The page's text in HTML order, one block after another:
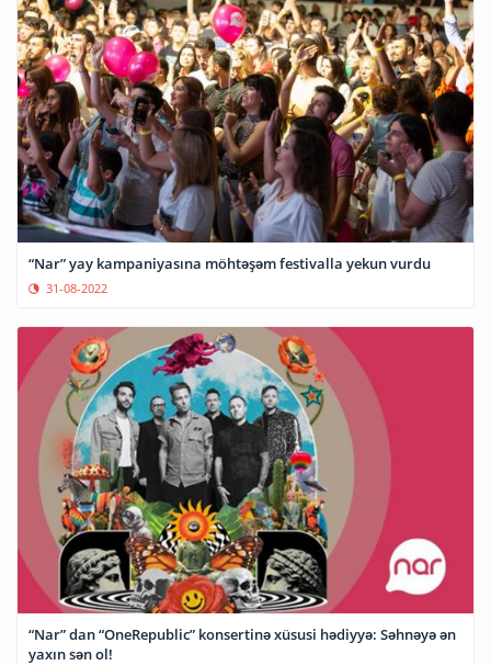
“Nar” yay kampaniyasına möhtəşəm festivalla yekun vurdu
31-08-2022
“Nar” dan “OneRepublic” konsertinə xüsusi hədiyyə: Səhnəyə ən
yaxın sən ol!